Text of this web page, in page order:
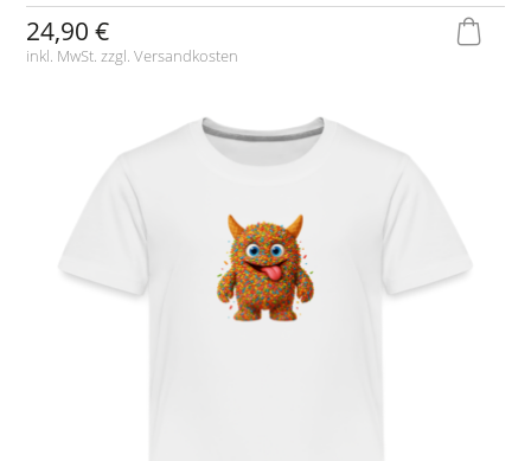
24,90 €
inkl. MwSt. zzgl.Versandkosten